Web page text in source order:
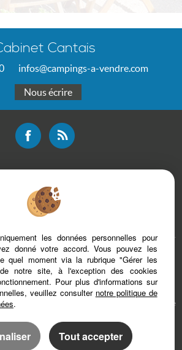
Cantais
infos@campings-a-vendre.com
Nous écrire
Bareme d'honoraires
de lecture permanent, depuis votre PC, votre tablette
d'écrans
les données personnelles pour
donné votre accord. Vous pouvez les
quel moment via la rubrique "Gérer les
notre site, à l'exception des cookies
Pour plus d'informations sur
veuillez consulter notre politique de
.
Tout accepter